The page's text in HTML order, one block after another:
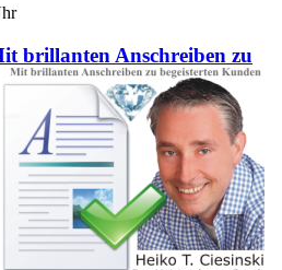
brillanten Anschreiben zu